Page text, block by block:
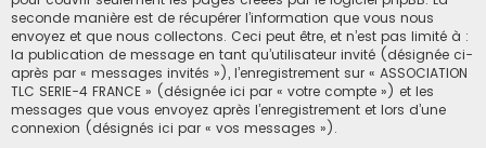
seconde manière est de récupérer l’information que vous nous
envoyez et que nous collectons. Ceci peut être, et n’est pas limité à :
la publication de message en tant qu’utilisateur invité (désignée ci-
après par « messages invités »), l’enregistrement sur « ASSOCIATION
TLC SERIE-4 FRANCE » (désignée ici par « votre compte ») et les
messages que vous envoyez après l’enregistrement et lors d’une
connexion (désignés ici par « vos messages »).